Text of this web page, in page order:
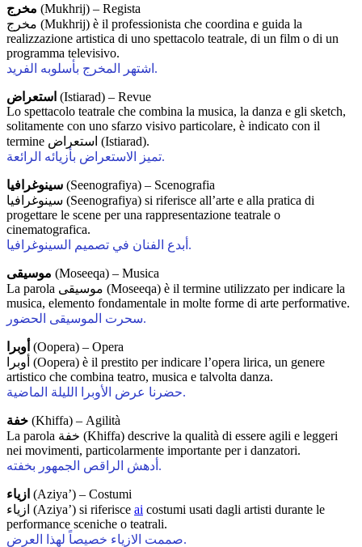
مخرج (Mukhrij) – Regista
مخرج (Mukhrij) è il professionista che coordina e guida la
realizzazione artistica di uno spettacolo teatrale, di un film o di un
programma televisivo.
اشتهر المخرج بأسلوبه الفريد.
استعراض (Istiarad) – Revue
Lo spettacolo teatrale che combina la musica, la danza e gli sketch,
solitamente con uno sfarzo visivo particolare, è indicato con il
termine استعراض (Istiarad).
تميز الاستعراض بأزيائه الرائعة.
سينوغرافيا (Seenografiya) – Scenografia
سينوغرافيا (Seenografiya) si riferisce all’arte e alla pratica di
progettare le scene per una rappresentazione teatrale o
cinematografica.
أبدع الفنان في تصميم السينوغرافيا.
موسيقى (Moseeqa) – Musica
La parola موسيقى (Moseeqa) è il termine utilizzato per indicare la
musica, elemento fondamentale in molte forme di arte performative.
سحرت الموسيقى الحضور.
أوبرا (Oopera) – Opera
أوبرا (Oopera) è il prestito per indicare l’opera lirica, un genere
artistico che combina teatro, musica e talvolta danza.
حضرنا عرض الأوبرا الليلة الماضية.
خفة (Khiffa) – Agilità
La parola خفة (Khiffa) descrive la qualità di essere agili e leggeri
nei movimenti, particolarmente importante per i danzatori.
أدهش الراقص الجمهور بخفته.
ازياء (Aziya’) – Costumi
ازياء (Aziya’) si riferisce ai costumi usati dagli artisti durante le
performance sceniche o teatrali.
صممت الازياء خصيصاً لهذا العرض.